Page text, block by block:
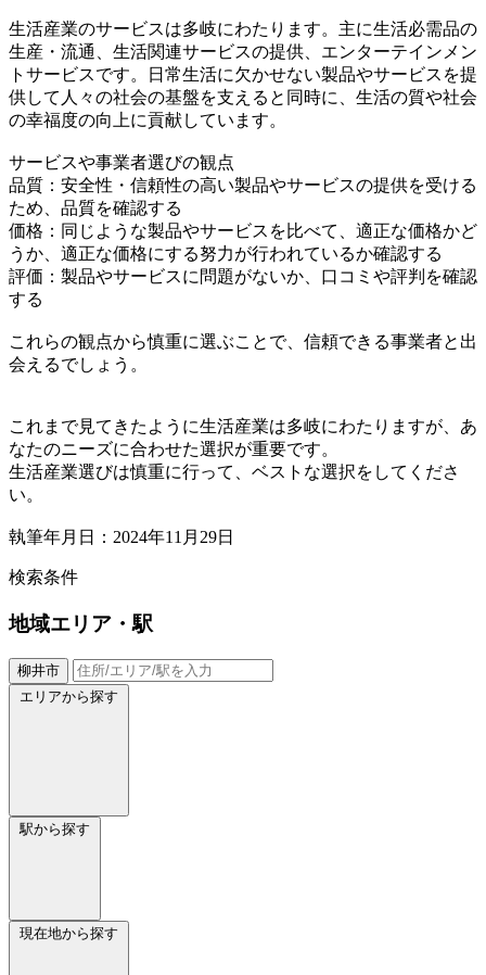
生活産業のサービスは多岐にわたります。主に生活必需品の
生産・流通、生活関連サービスの提供、エンターテインメン
トサービスです。日常生活に欠かせない製品やサービスを提
供して人々の社会の基盤を支えると同時に、生活の質や社会
の幸福度の向上に貢献しています。
サービスや事業者選びの観点
品質：安全性・信頼性の高い製品やサービスの提供を受ける
ため、品質を確認する
価格：同じような製品やサービスを比べて、適正な価格かど
うか、適正な価格にする努力が行われているか確認する
評価：製品やサービスに問題がないか、口コミや評判を確認
する
これらの観点から慎重に選ぶことで、信頼できる事業者と出
会えるでしょう。
これまで見てきたように生活産業は多岐にわたりますが、あ
なたのニーズに合わせた選択が重要です。
生活産業選びは慎重に行って、ベストな選択をしてくださ
い。
執筆年月日：2024年11月29日
検索条件
地域エリア・駅
柳井市
エリアから探す
駅から探す
現在地から探す